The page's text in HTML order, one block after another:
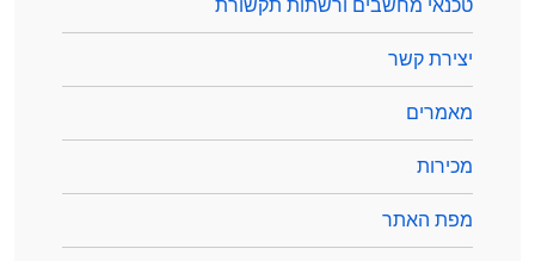
טכנאי מחשבים ורשתות תקשורת
יצירת קשר
מאמרים
מכירות
מפת האתר